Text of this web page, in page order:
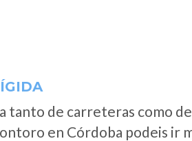
tanto de carreteras como
en Córdoba podeis ir